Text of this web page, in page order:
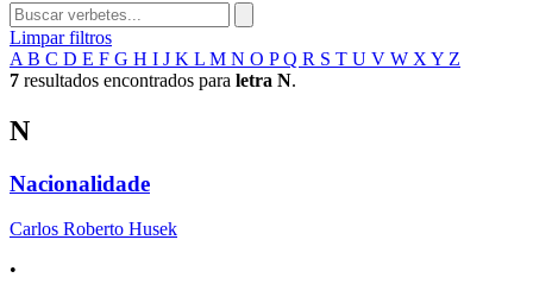
Limpar filtros
A B C D E F G H I J K L M N O PQ R S T U V W X Y Z
7 resultados encontrados para letra N.
N
Nacionalidade
Carlos Roberto Husek
•